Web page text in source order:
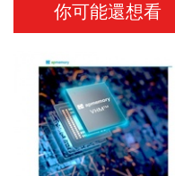
你可能還想看